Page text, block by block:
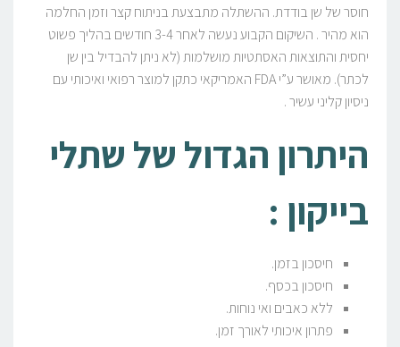
חוסר של שן בודדת. ההשתלה מתבצעת בניתוח קצר וזמן החלמה
הוא מהיר . השיקום הקבוע נעשה לאחר 3-4 חודשים בהליך פשוט
יחסית והתוצאות האסתטיות מושלמות (לא ניתן להבדיל בין שן
לכתר). מאושר ע”י FDA האמריקאי כתקן למוצר רפואי ואיכותי עם
ניסיון קליני עשיר .
היתרון הגדול של שתלי
בייקון :
חיסכון בזמן.
חיסכון בכסף.
ללא כאבים ואי נוחות.
פתרון איכותי לאורך זמן.